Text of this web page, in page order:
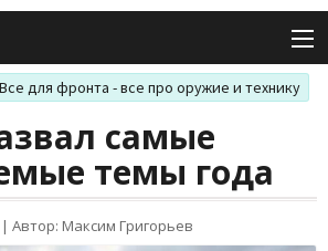
Все для фронта - все про оружие и технику
самые
темы года
| Автор: Максим Григорьев